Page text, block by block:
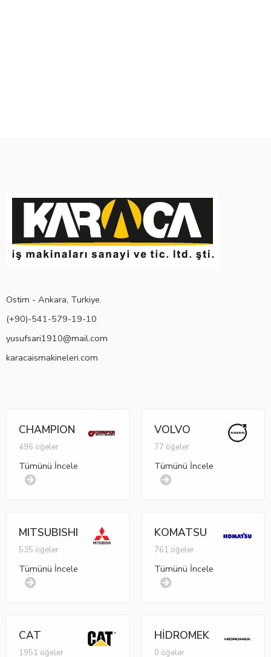
Ostim - Ankara, Turkiye.
(+90)-541-579-19-10
yusufsari1910@mail.com
karacaismakineleri.com
CHAMPION
496 öğeler
Tümünü İncele
VOLVO
77 öğeler
Tümünü İncele
MITSUBISHI
535 öğeler
Tümünü İncele
KOMATSU
761 öğeler
Tümünü İncele
CAT
1951 öğeler
HİDROMEK
0 öğeler